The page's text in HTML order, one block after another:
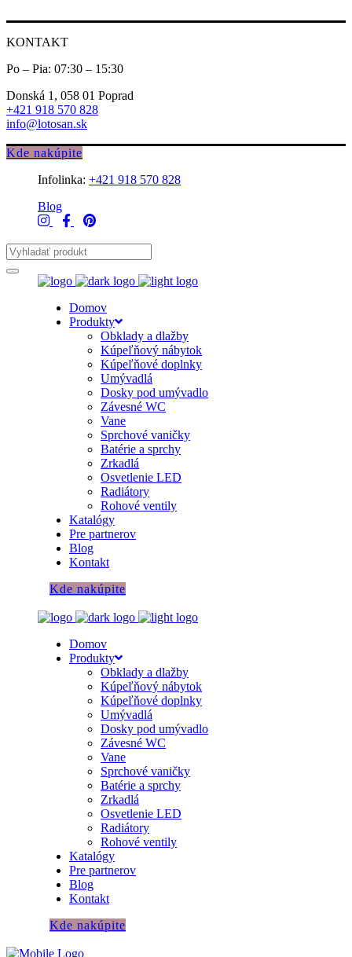
KONTAKT
Po – Pia: 07:30 – 15:30
Donská 1, 058 01 Poprad
+421 918 570 828
info@lotosan.sk
Kde nakúpite
Infolinka: +421 918 570 828
Blog
Domov
Produkty
Obklady a dlažby
Kúpeľňový nábytok
Kúpeľňové doplnky
Umývadlá
Dosky pod umývadlo
Závesné WC
Vane
Sprchové vaničky
Batérie a sprchy
Zrkadlá
Osvetlenie LED
Radiátory
Rohové ventily
Katalógy
Pre partnerov
Blog
Kontakt
Kde nakúpite
Domov
Produkty
Obklady a dlažby
Kúpeľňový nábytok
Kúpeľňové doplnky
Umývadlá
Dosky pod umývadlo
Závesné WC
Vane
Sprchové vaničky
Batérie a sprchy
Zrkadlá
Osvetlenie LED
Radiátory
Rohové ventily
Katalógy
Pre partnerov
Blog
Kontakt
Kde nakúpite